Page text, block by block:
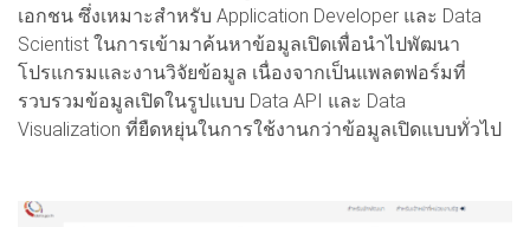
เอกชน ซึ่งเหมาะสำหรับ Application Developer และ Data
Scientist ในการเข้ามาค้นหาข้อมูลเปิดเพื่อนำไปพัฒนา
โปรแกรมและงานวิจัยข้อมูล เนื่องจากเป็นแพลตฟอร์มที่
รวบรวมข้อมูลเปิดในรูปแบบ Data API และ Data
Visualization ที่ยืดหยุ่นในการใช้งานกว่าข้อมูลเปิดแบบทั่วไป